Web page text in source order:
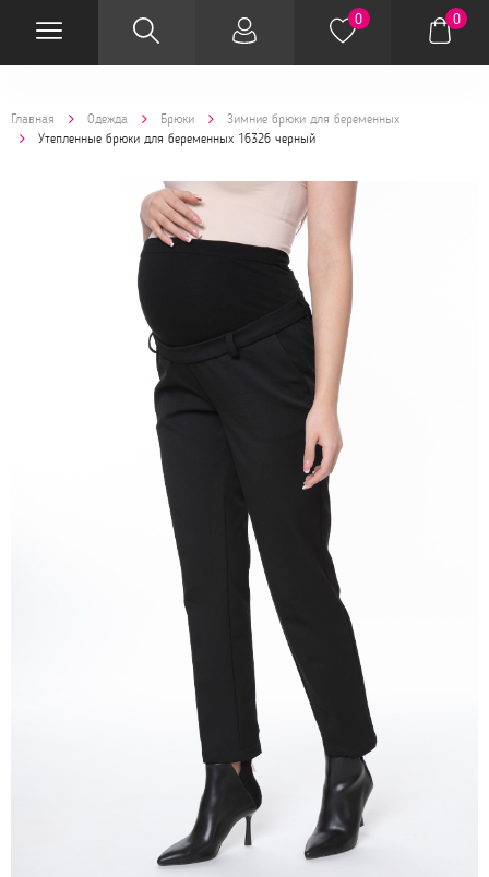
0 0
Главная Одежда Брюки
Зимние брюки для беременных
Утепленные брюки для беременных 16326 черный